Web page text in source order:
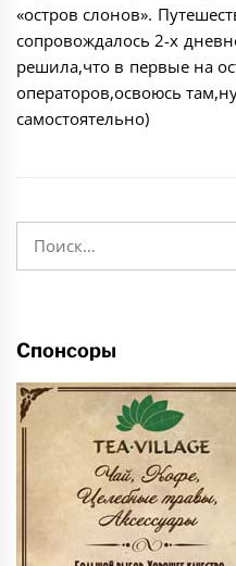
«остров слонов».
сопровождалось 2-х
решила,что в первые на
операторов,освоюсь
самостоятельно)
Найти:
Спонсоры